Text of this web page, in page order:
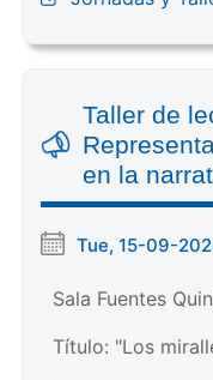
Taller de
en la
Tue, 15-09-
Sala Fuentes
Título: "Los